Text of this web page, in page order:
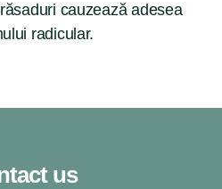
cauzează adesea
radicular.
us